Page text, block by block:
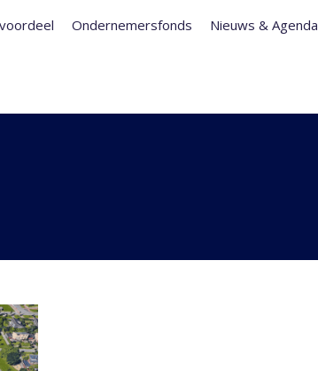
Ondernemersfonds Nieuws & Agenda